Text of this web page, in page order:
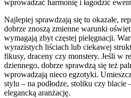
wprowadzać harmonię i łagodzić
Najlepiej sprawdzają się tu okazałe,
dobrze znoszą zmienne warunki
wymagają zbyt częstej pielęgnacji.
wyrazistych liściach lub ciekawej
fikusy, draceny czy monstery. Jeśli w
dziennego, dobrze sprawdzą się też
wprowadzają nieco egzotyki.
stylu – na podłodze, stoliku czy blacie
elegancką aranżację.